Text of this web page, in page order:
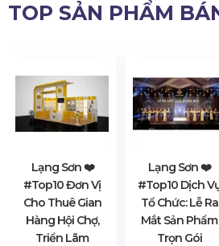
TOP SẢN PHẨM
Lạng Sơn ❤️️
#top10 Đơn Vị
Cho Thuê Gian
Hàng Hội Chợ,
Triển Lãm
Lạng Sơn ❤️️
#top10 Dịch
Tổ Chức: Lễ Ra
Mắt Sản Phẩm
Trọn Gói